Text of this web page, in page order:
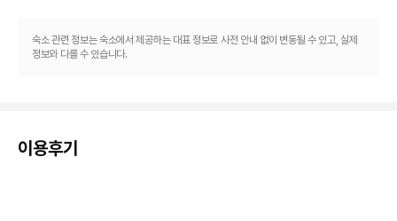
하실 수 있습니다.
숙소 관련 정보는 숙소에서 제공하는 대표 정보로 사전 안내 없이 변동될 수 있고, 실제
정보와 다를 수 있습니다.
이용후기